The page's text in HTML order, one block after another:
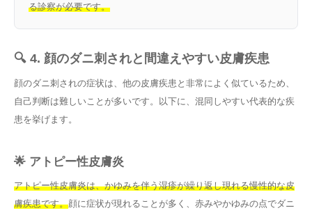
る診察が必要です。
🔍 4. 顔のダニ刺されと間違えやすい皮膚疾患
顔のダニ刺されの症状は、他の皮膚疾患と非常によく似ているため、
自己判断は難しいことが多いです。以下に、混同しやすい代表的な疾
患を挙げます。
🌟 アトピー性皮膚炎
アトピー性皮膚炎は、かゆみを伴う湿疹が繰り返し現れる慢性的な皮
膚疾患です。顔に症状が現れることが多く、赤みやかゆみの点でダニ